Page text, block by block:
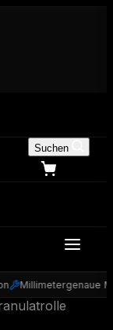
Suchen
Millimetergenaue